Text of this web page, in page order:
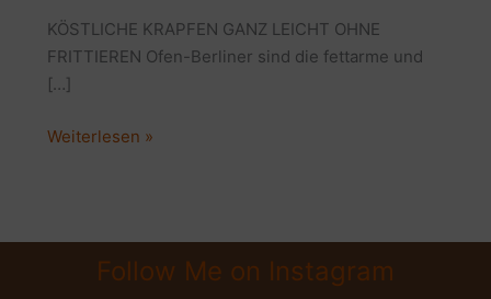
KÖSTLICHE KRAPFEN GANZ LEICHT OHNE
FRITTIEREN Ofen-Berliner sind die fettarme und
[…]
VANILLE-
|
FETTARME
Weiterlesen »
Follow Me on Instagram